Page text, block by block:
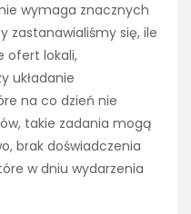
wymaga znacznych
zastanawialiśmy się, ile
ofert lokali,
układanie
na co dzień nie
takie zadania mogą
brak doświadczenia
w dniu wydarzenia